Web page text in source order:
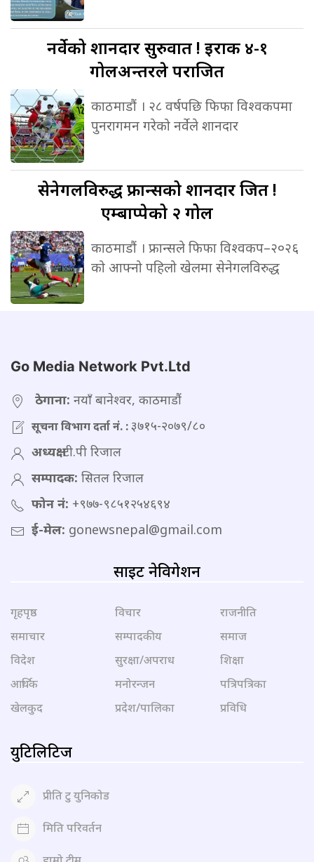
नर्वेकोशानदार सुरुवात ! इराक ४-१
गोलअन्तरले पराजित
काठमाडौं । २८ वर्षपछि फिफा विश्वकपमा
पुनरागमन गरेको नर्वेले शानदार
सेनेगलविरुद्धफ्रान्सको शानदार जित !
एम्बाप्पेको २ गोल
काठमाडौं । फ्रान्सले फिफा विश्वकप–२०२६
को आफ्नो पहिलो खेलमा सेनेगलविरुद्ध
Go Media Network Pvt.Ltd
ठेगाना: नयाँ बानेश्वर, काठमाडौं
सूचना विभाग दर्ता नं. :३७१५-२०७९/८०
अध्यक्ष:टी.पी रिजाल
सम्पादक: सितल रिजाल
फोन नं: +९७७-९८५१२५४६९४
ई-मेल: gonewsnepal@gmail.com
साइट नेविगेशन
गृहपृष्ठ
समाचार
विदेश
आर्थिक
खेलकुद
विचार
सम्पादकीय
सुरक्षा/अपराध
मनोरन्जन
प्रदेश/पालिका
राजनीति
समाज
शिक्षा
पत्रिपत्रिका
प्रविधि
युटिलिटिज
प्रीति टु युनिकोड
मिति परिवर्तन